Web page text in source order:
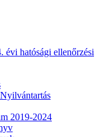
évi hatósági ellenőrzési
2019-2024